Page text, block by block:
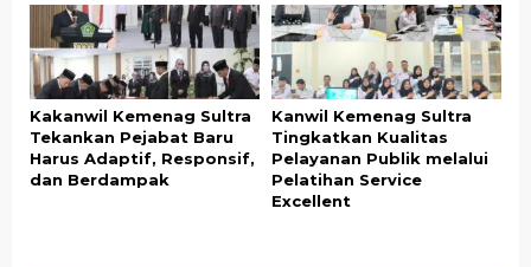
Kakanwil Kemenag Sultra
Tekankan Pejabat Baru
Harus Adaptif, Responsif,
dan Berdampak
Kanwil Kemenag Sultra
Tingkatkan Kualitas
Pelayanan Publik melalui
Pelatihan Service
Excellent